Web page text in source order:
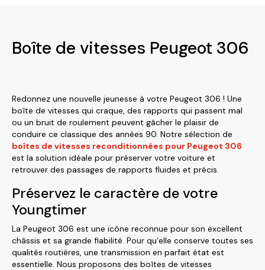
Boîte de vitesses Peugeot 306
Redonnez une nouvelle jeunesse à votre Peugeot 306 ! Une
boîte de vitesses qui craque, des rapports qui passent mal
ou un bruit de roulement peuvent gâcher le plaisir de
conduire ce classique des années 90. Notre sélection de
boîtes de vitesses reconditionnées pour Peugeot 306
est la solution idéale pour préserver votre voiture et
retrouver des passages de rapports fluides et précis.
Préservez le caractère de votre
Youngtimer
La Peugeot 306 est une icône reconnue pour son excellent
châssis et sa grande fiabilité. Pour qu’elle conserve toutes ses
qualités routières, une transmission en parfait état est
essentielle. Nous proposons des boîtes de vitesses